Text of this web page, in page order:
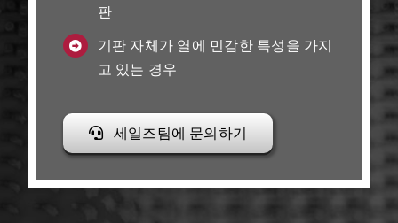
판
기판 자체가 열에 민감한 특성을 가지
고 있는 경우
세일즈팀에 문의하기